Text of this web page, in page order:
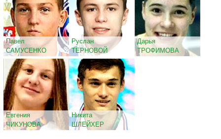
Павел
САМУСЕНКО
Руслан
ТЕРНОВОЙ
Дарья
ТРОФИМОВА
Евгения
ЧИКУНОВА
Никита
ШЛЕЙХЕР